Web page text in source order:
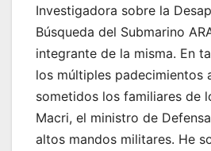
Investigadora sobre la
Búsqueda del Submarino
integrante de la misma. En
los múltiples padecimientos
sometidos los familiares de
Macri, el ministro de
altos mandos militares. He